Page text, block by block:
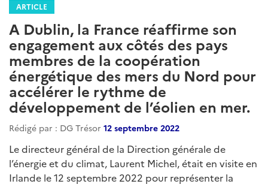
ARTICLE
A Dublin, la France réaffirme son
engagement aux côtés des pays
membres de la coopération
énergétique des mers du Nord pour
accélérer le rythme de
développement de l’éolien en mer.
Rédigé par : DG Trésor 12 septembre 2022
Le directeur général de la Direction générale de
l’énergie et du climat, Laurent Michel, était en visite en
Irlande le 12 septembre 2022 pour représenter la